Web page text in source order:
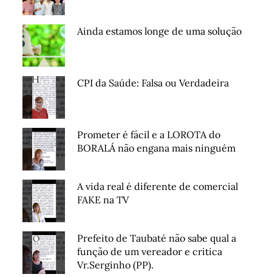
Ainda estamos longe de uma solução
CPI da Saúde: Falsa ou Verdadeira
Prometer é fácil e a LOROTA do
BORALÁ não engana mais ninguém
A vida real é diferente de comercial
FAKE na TV
Prefeito de Taubaté não sabe qual a
função de um vereador e critica
Vr.Serginho (PP).